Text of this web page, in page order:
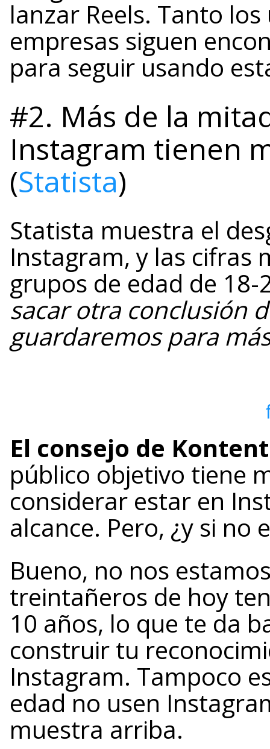
lanzar Reels. Tanto
empresas siguen
para seguir usando
#2. Más de la
Instagram tienen
(Statista)
Statista muestra el
Instagram, y las cifras
grupos de edad de
sacar otra conclusión
guardaremos para
El consejo de
público objetivo tiene
considerar estar en
alcance. Pero, ¿y si no
Bueno, no nos
treintañeros de hoy
10 años, lo que te da
construir tu
Instagram. Tampoco
edad no usen
muestra arriba.